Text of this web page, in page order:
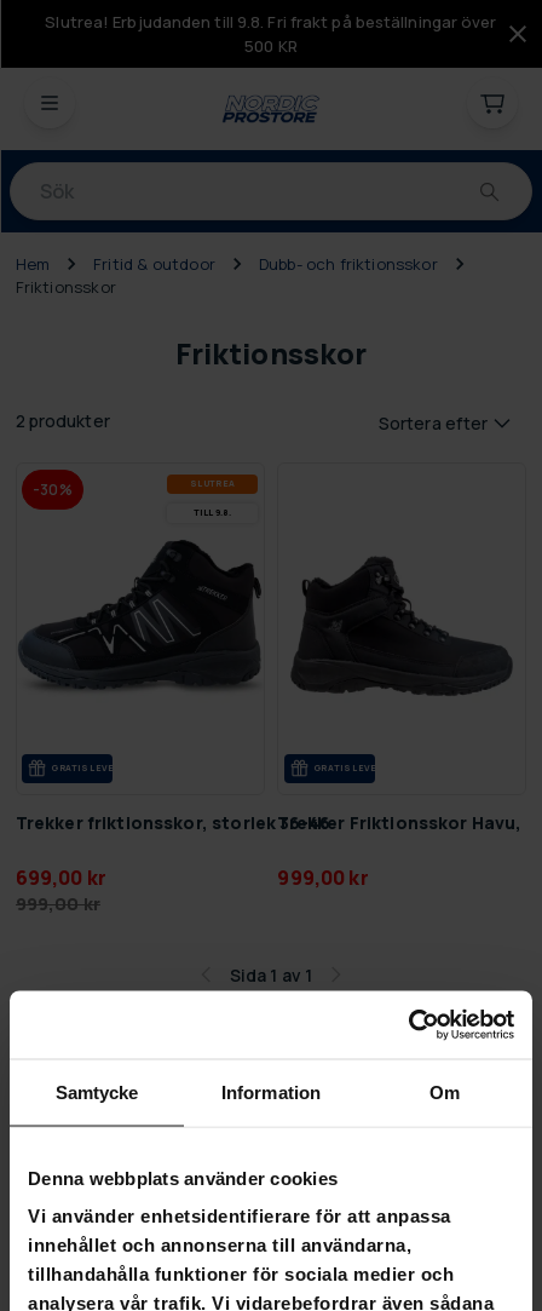
Samtycke Information Om
Denna webbplats använder cookies
Vi använder enhetsidentifierare för att anpassa
innehållet och annonserna till användarna,
tillhandahålla funktioner för sociala medier och
analysera vår trafik. Vi vidarebefordrar även sådana
Slutrea! Erbjudanden till 9.8. Fri frakt på beställningar över
500 KR
Produkter
Hem Fritid & outdoor
Dubb- och friktionsskor
Friktionsskor
Friktionsskor
2 produkter Sortera efter
-30% SLUT­REA
TILL 9.8.
GRA­TIS LE­VE­RANS
Trekker friktionsskor, storlek 36-46
699,00 kr
999,00 kr
GRA­TIS LE­VE­RANS
Trekker Friktionsskor Havu,
999,00 kr
Sida 1 av 1
Friktionsskor till hala underlag nu Hos oss !
saktar din fart! Som en vanlig vintersko, men hållbarare
genom bottengummit samt samverkan mellan bottnets
mönstrets olika greppytor.
Varför från oss?